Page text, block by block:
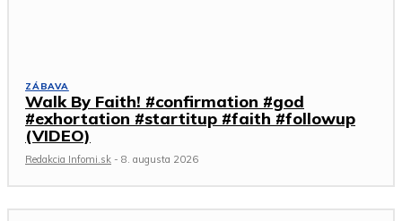
ZÁBAVA
Walk By Faith! #confirmation #god
#exhortation #startitup #faith #followup
(VIDEO)
Redakcia Infomi.sk - 8. augusta 2026